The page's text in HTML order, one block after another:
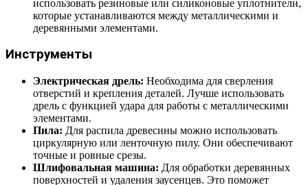
использовать резиновые или силиконовые уплотнители,
которые устанавливаются между металлическими и
деревянными элементами.
Инструменты
Электрическая дрель: Необходима для сверления
отверстий и крепления деталей. Лучше использовать
дрель с функцией удара для работы с металлическими
элементами.
Пила: Для распила древесины можно использовать
циркулярную или ленточную пилу. Они обеспечивают
точные и ровные срезы.
Шлифовальная машина: Для обработки деревянных
поверхностей и удаления заусенцев. Это поможет